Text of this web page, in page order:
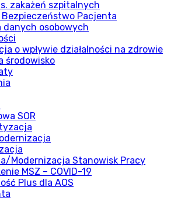
zakażeń szpitalnych
Pacjenta
danych osobowych
o wpływie działalności na zdrowie
środowisko
SOR
Modernizacja Stanowisk Pracy
MSZ – COVID-19
Plus dla AOS